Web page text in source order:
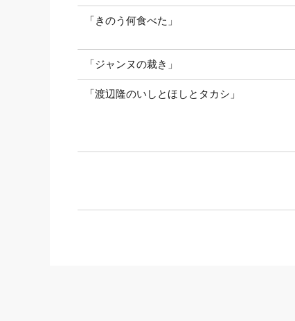
「きのう何食べた」
「ジャンヌの裁き」
「渡辺隆のいしとほしとタカシ」